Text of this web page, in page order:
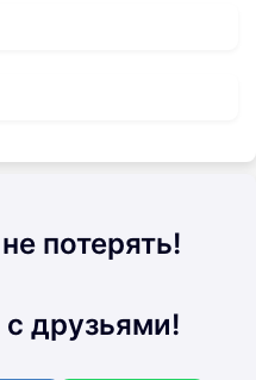
потерять!
друзьями!